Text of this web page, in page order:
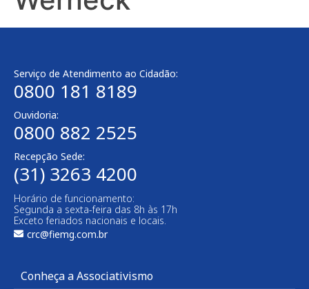
Serviço de Atendimento ao Cidadão:
0800 181 8189
Ouvidoria:
0800 882 2525
Recepção Sede:
(31) 3263 4200
Horário de funcionamento:
Segunda a sexta-feira das 8h às 17h
Exceto feriados nacionais e locais.
crc@fiemg.com.br
Conheça a Associativismo